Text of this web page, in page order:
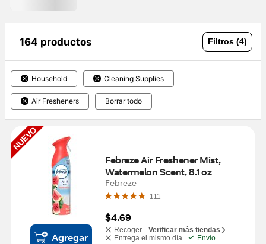
164 productos Filtros (4)
Household Cleaning Supplies
Air Fresheners Borrar todo
NUEVO
Agregar
Febreze Air Freshener Mist,
Watermelon Scent, 8.1 oz
Febreze
111
$4.69
Recoger - Verificar más tiendas
Entrega el mismo día
Envío